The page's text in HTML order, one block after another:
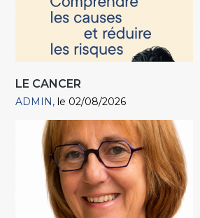
LE CANCER
ADMIN le 02/08/2026